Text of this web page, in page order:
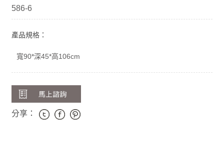
586-6
產品規格：
寬90*深45*高106cm
分享：